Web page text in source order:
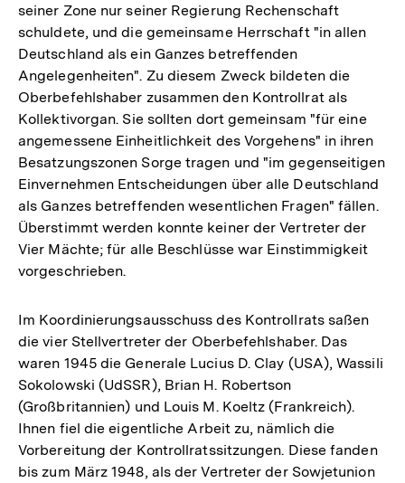
seiner Zone nur seiner Regierung Rechenschaft
schuldete, und die gemeinsame Herrschaft "in allen
Deutschland als ein Ganzes betreffenden
Angelegenheiten". Zu diesem Zweck bildeten die
Oberbefehlshaber zusammen den Kontrollrat als
Kollektivorgan. Sie sollten dort gemeinsam "für eine
angemessene Einheitlichkeit des Vorgehens" in ihren
Besatzungszonen Sorge tragen und "im gegenseitigen
Einvernehmen Entscheidungen über alle Deutschland
als Ganzes betreffenden wesentlichen Fragen" fällen.
Überstimmt werden konnte keiner der Vertreter der
Vier Mächte; für alle Beschlüsse war Einstimmigkeit
vorgeschrieben.
Im Koordinierungsausschuss des Kontrollrats saßen
die vier Stellvertreter der Oberbefehlshaber. Das
waren 1945 die Generale Lucius D. Clay (USA), Wassili
Sokolowski (UdSSR), Brian H. Robertson
(Großbritannien) und Louis M. Koeltz (Frankreich).
Ihnen fiel die eigentliche Arbeit zu, nämlich die
Vorbereitung der Kontrollratssitzungen. Diese fanden
bis zum März 1948, als der Vertreter der Sowjetunion